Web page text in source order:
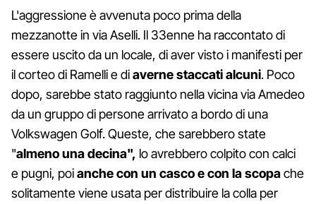
L'aggressione è avvenuta poco prima della
mezzanotte in via Aselli. Il 33enne ha raccontato di
essere uscito da un locale, di aver visto i manifesti per
il corteo di Ramelli e diaverne staccati alcuni. Poco
dopo, sarebbe stato raggiunto nella vicina via Amedeo
da un gruppo di persone arrivato a bordo di una
Volkswagen Golf. Queste, che sarebbero state
"almeno una decina", lo avrebbero colpito con calci
e pugni, poianche con un casco e con la scopache
solitamente viene usata per distribuire la colla per